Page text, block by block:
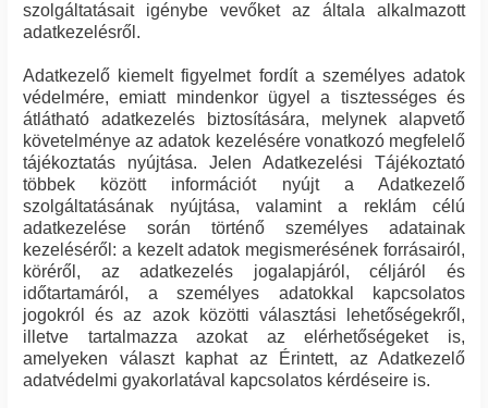
szolgáltatásait igénybe vevőket az általa alkalmazott
adatkezelésről.
Adatkezelő kiemelt figyelmet fordít a személyes adatok
védelmére, emiatt mindenkor ügyel a tisztességes és
átlátható adatkezelés biztosítására, melynek alapvető
követelménye az adatok kezelésére vonatkozó megfelelő
tájékoztatás nyújtása. Jelen Adatkezelési Tájékoztató
többek között információt nyújt a Adatkezelő
szolgáltatásának nyújtása, valamint a reklám célú
adatkezelése során történő személyes adatainak
kezeléséről: a kezelt adatok megismerésének forrásairól,
köréről, az adatkezelés jogalapjáról, céljáról és
időtartamáról, a személyes adatokkal kapcsolatos
jogokról és az azok közötti választási lehetőségekről,
illetve tartalmazza azokat az elérhetőségeket is,
amelyeken választ kaphat az Érintett, az Adatkezelő
adatvédelmi gyakorlatával kapcsolatos kérdéseire is.